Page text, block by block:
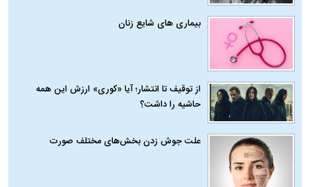
بیماری‌ های شایع زنان
از توقیف تا انتشار؛ آیا «کوری» ارزش این همه
حاشیه را داشت؟
علت جوش زدن بخش‌های مختلف صورت